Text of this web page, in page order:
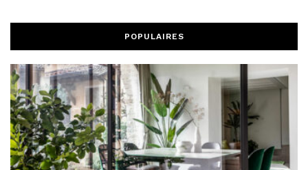
POPULAIRES